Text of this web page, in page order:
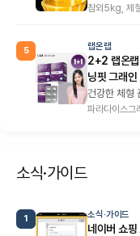
참외5kg, 제
5 랩온랩
2+2 랩온랩
닝핏 그래인
건강한 체형
파라다이스그
소식·가이드
1 소식·가이드
네이버 쇼핑